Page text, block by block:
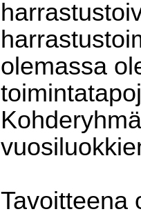
olemassa
Tavoitteena